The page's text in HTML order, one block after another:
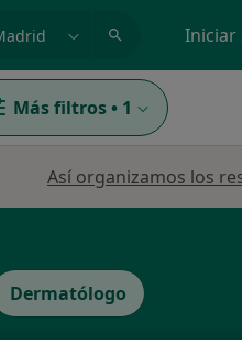
Iniciar
Más filtros • 1
Así organizamos los
Dermatólogo